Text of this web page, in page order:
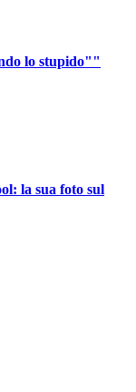
lo stupido""
la sua foto sul